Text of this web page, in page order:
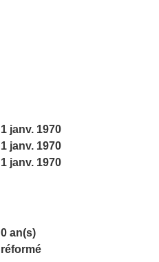
1 janv. 1970
1 janv. 1970
1 janv. 1970
0 an(s)
réformé